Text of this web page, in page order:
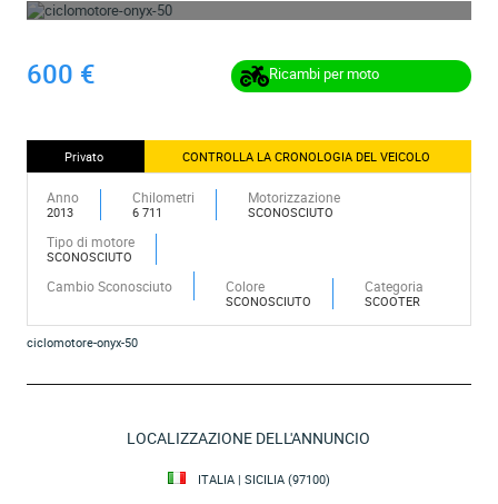
600 € Ricambi per moto
Privato CONTROLLA LA CRONOLOGIA DEL VEICOLO
Anno
2013
Chilometri
6 711
Motorizzazione
SCONOSCIUTO
Tipo di motore
SCONOSCIUTO
Cambio Sconosciuto Colore
SCONOSCIUTO
Categoria
SCOOTER
ciclomotore-onyx-50
LOCALIZZAZIONE DELL'ANNUNCIO
ITALIA | SICILIA (97100)